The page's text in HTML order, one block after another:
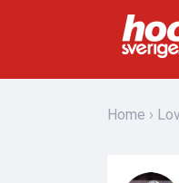
Home